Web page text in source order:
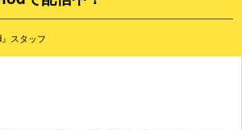
』スタッフ